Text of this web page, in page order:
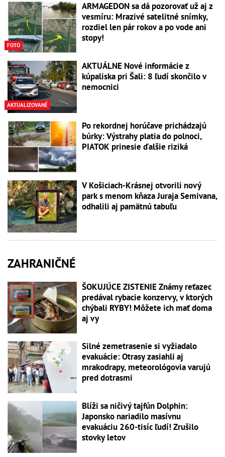
FOTO
ARMAGEDON sa dá pozorovať už aj z
vesmíru: Mrazivé satelitné snímky,
rozdiel len pár rokov a po vode ani
stopy!
AKTUALIZOVANÉ
AKTUÁLNE Nové informácie z
kúpaliska pri Šali: 8 ľudí skončilo v
nemocnici
Po rekordnej horúčave prichádzajú
búrky: Výstrahy platia do polnoci,
PIATOK prinesie ďalšie riziká
V Košiciach-Krásnej otvorili nový
park s menom kňaza Juraja Semivana,
odhalili aj pamätnú tabuľu
ZAHRANIČNÉ
ŠOKUJÚCE ZISTENIE Známy reťazec
predával rybacie konzervy, v ktorých
chýbali RYBY! Môžete ich mať doma
aj vy
Silné zemetrasenie si vyžiadalo
evakuácie: Otrasy zasiahli aj
mrakodrapy, meteorológovia varujú
pred dotrasmi
Blíži sa ničivý tajfún Dolphin:
Japonsko nariadilo masívnu
evakuáciu 260-tisíc ľudí! Zrušilo
stovky letov